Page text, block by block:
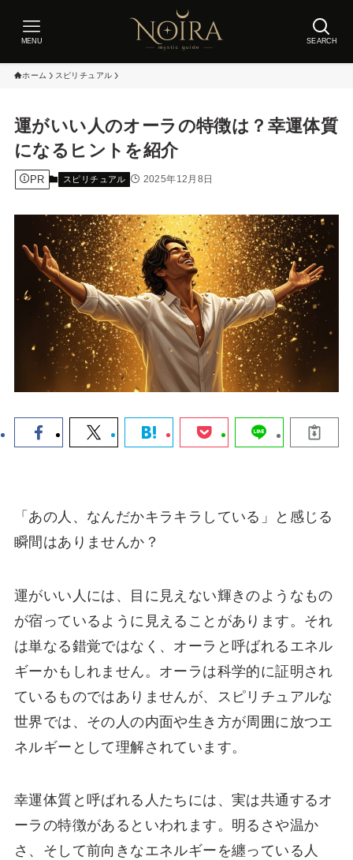
SEARCH
MENU
ホーム スピリチュアル
運がいい人のオーラの特徴は？幸運体質
になるヒントを紹介
PR スピリチュアル 2025年12月8日
「あの人、なんだかキラキラしている」と感じる
瞬間はありませんか？
運がいい人には、目に見えない輝きのようなもの
が宿っているように見えることがあります。それ
は単なる錯覚ではなく、オーラと呼ばれるエネル
ギーかもしれません。オーラは科学的に証明され
ているものではありませんが、スピリチュアルな
世界では、その人の内面や生き方が周囲に放つエ
ネルギーとして理解されています。
幸運体質と呼ばれる人たちには、実は共通するオ
ーラの特徴があるといわれます。明るさや温か
さ、そして前向きなエネルギーを纏っている人